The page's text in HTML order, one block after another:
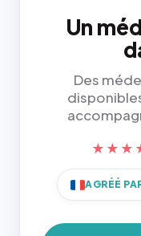
Un
Des
AGRÉÉ